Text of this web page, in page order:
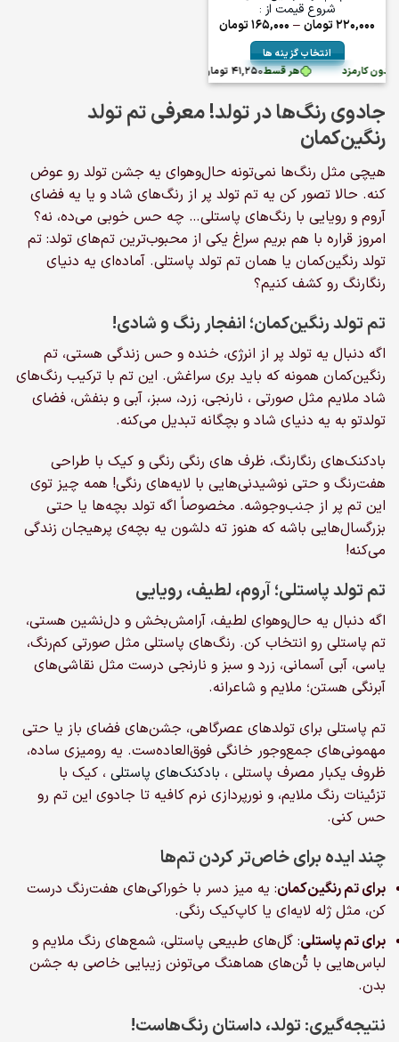
هر قسط41,250تومان کارمزد
شروع قیمت از :
220,000تومان–
165,000تومانPrice
220,000تومان
انتخاب گزینه ها
این
دارای
می
باشد.
گزینه
ها
ممکن
است
در
محصول
انتخاب
شوند
جادوی رنگ‌ها در تولد! معرفی تم تولد
رنگین‌کمان
هیچی مثل رنگ‌ها نمی‌تونه حال‌وهوای یه جشن تولد رو عوض
کنه. حالا تصور کن یه تم تولد پر از رنگ‌های شاد و یا یه فضای
آروم و رویایی با رنگ‌های پاستلی… چه حس خوبی می‌ده، نه؟
امروز قراره با هم بریم سراغ یکی از محبوب‌ترین تم‌های تولد: تم
تولد رنگین‌کمان یا همان تم تولد پاستلی. آماده‌ای یه دنیای
رنگارنگ رو کشف کنیم؟
تم تولد رنگین‌کمان؛ انفجار رنگ و شادی!
اگه دنبال یه تولد پر از انرژی، خنده و حس زندگی هستی، تم
رنگین‌کمان همونه که باید بری سراغش. این تم با ترکیب رنگ‌های
شاد ملایم مثل صورتی ، نارنجی، زرد، سبز، آبی و بنفش، فضای
تولدتو به یه دنیای شاد و بچگانه تبدیل می‌کنه.
بادکنک‌های رنگارنگ، ظرف های رنگی رنگی و کیک با طراحی
هفت‌رنگ و حتی نوشیدنی‌هایی با لایه‌های رنگی! همه چیز توی
این تم پر از جنب‌وجوشه. مخصوصاً اگه تولد بچه‌ها یا حتی
بزرگسال‌هایی باشه که هنوز ته دلشون یه بچه‌ی پرهیجان زندگی
می‌کنه!
تم تولد پاستلی؛ آروم، لطیف، رویایی
اگه دنبال یه حال‌وهوای لطیف، آرامش‌بخش و دل‌نشین هستی،
تم پاستلی رو انتخاب کن. رنگ‌های پاستلی مثل صورتی کم‌رنگ،
یاسی، آبی آسمانی، زرد و سبز و نارنجی درست مثل نقاشی‌های
آبرنگی هستن؛ ملایم و شاعرانه.
تم پاستلی برای تولدهای عصرگاهی، جشن‌های فضای باز یا حتی
مهمونی‌های جمع‌وجور خانگی فوق‌العاده‌ست. یه رومیزی ساده،
ظروف یکبار مصرف پاستلی ، بادکنک‌های پاستلی ، کیک با
تزئینات رنگ ملایم، و نورپردازی نرم کافیه تا جادوی این تم رو
حس کنی.
چند ایده برای خاص‌تر کردن تم‌ها
برای تم رنگین‌کمان: یه میز دسر با خوراکی‌های هفت‌رنگ درست
کن، مثل ژله لایه‌ای یا کاپ‌کیک رنگی.
برای تم پاستلی: گل‌های طبیعی پاستلی، شمع‌های رنگ ملایم و
لباس‌هایی با تُن‌های هماهنگ می‌تونن زیبایی خاصی به جشن
بدن.
نتیجه‌گیری: تولد، داستان رنگ‌هاست!